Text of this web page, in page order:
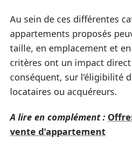
Au sein de ces différentes
appartements proposés
taille, en emplacement et
critères ont un impact
conséquent, sur l’éligibilité
locataires ou acquéreurs.
A lire en complément :
vente d'appartement